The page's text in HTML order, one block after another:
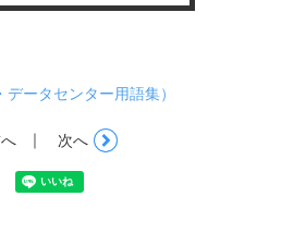
ータセンター用語集）
｜ 次へ